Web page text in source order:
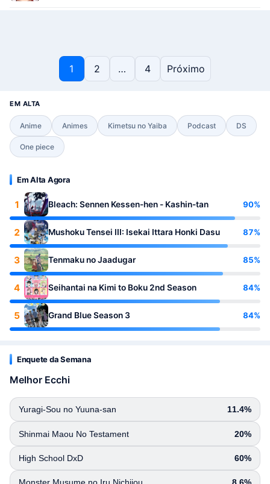
1 2 … 4 Próximo
EM ALTA
Anime Animes Kimetsu no Yaiba Podcast DS
One piece
Em Alta Agora
1 Bleach: Sennen Kessen-hen - Kashin-tan 90%
2 Mushoku Tensei III: Isekai Ittara Honki Dasu 87%
3 Tenmaku no Jaadugar 85%
4 Seihantai na Kimi to Boku 2nd Season 84%
5 Grand Blue Season 3 84%
Enquete da Semana
Melhor Ecchi
Yuragi-Sou no Yuuna-san 11.4%
Shinmai Maou No Testament 20%
High School DxD 60%